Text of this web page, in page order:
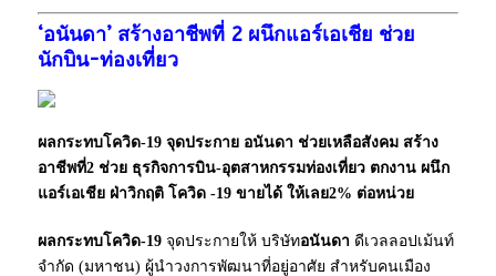
‘อนันดา’ สร้างอาชีพที่ 2 ผนึกแอร์เอเชีย ช่วย
นักบิน-ท่องเที่ยว
ผลกระทบโควิด-19 จุดประกาย อนันดา ช่วยเหลือสังคม สร้าง
อาชีพที่2 ช่วย ธุรกิจการบิน-อุตสาหกรรมท่องเที่ยว ตกงาน ผนึก
แอร์เอเชีย ฝ่าวิกฤติ โควิด -19 ขายได้ ให้เลย2% ต่อหน่วย
ผลกระทบโควิด-19 จุดประกายให้ บริษัทอนันดา ดีเวลลอปเม้นท์
จำกัด (มหาชน) ผู้นำวงการพัฒนาที่อยู่อาศัย สำหรับคนเมือง